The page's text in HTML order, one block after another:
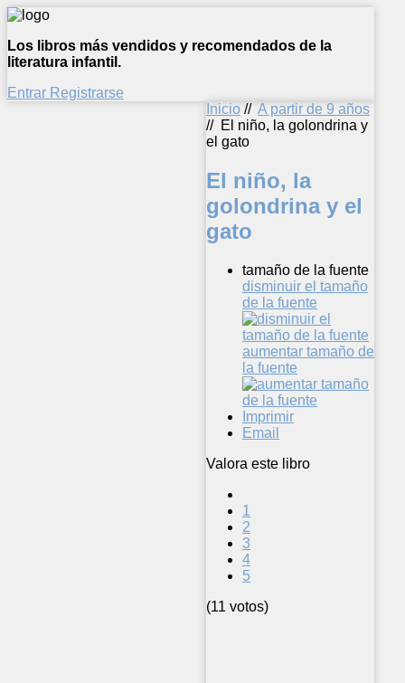
Los libros más vendidos y recomendados de la
literatura infantil.
Entrar Registrarse
Inicio // A partir de 9 años
// El niño, la golondrina y
el gato
El niño, la
golondrina y el
gato
tamaño de la fuente
disminuir el tamaño
de la fuente
aumentar tamaño de
la fuente
Imprimir
Email
Valora este libro
1
2
3
4
5
(11 votos)